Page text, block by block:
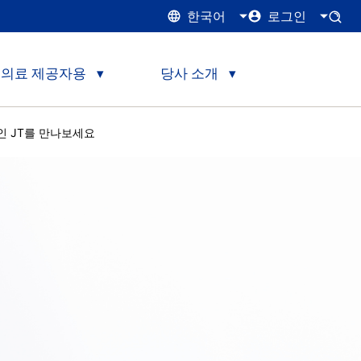
한국어 로그인
의료 제공자용 당사 소개
JT를 만나보세요